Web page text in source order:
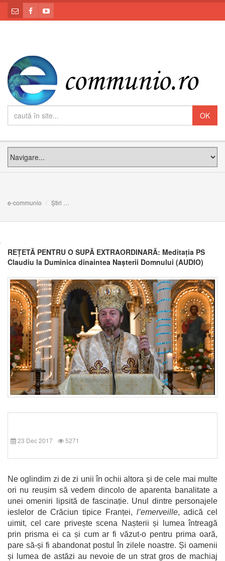
e-communio Știri
REȚETĂ PENTRU O SUPĂ EXTRAORDINARĂ: Meditația PS
Claudiu la Duminica dinaintea Nașterii Domnului (AUDIO)
23 Dec 2017 5271
Ne oglindim zi de zi unii în ochii altora și de cele mai multe
ori nu reușim să vedem dincolo de aparenta banalitate a
unei omeniri lipsită de fascinație. Unul dintre personajele
ieslelor de Crăciun tipice Franței, l’emerveille, adică cel
uimit, cel care privește scena Nașterii și lumea întreagă
prin prisma ei ca și cum ar fi văzut-o pentru prima oară,
pare să-și fi abandonat postul în zilele noastre. Și oamenii
și lumea de astăzi au nevoie de un strat gros de machiaj